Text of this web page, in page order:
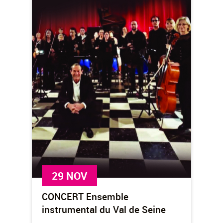
CONCERT Ensemble
instrumental du Val de Seine
29 NOV